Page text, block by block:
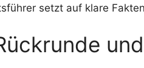
setzt auf klare